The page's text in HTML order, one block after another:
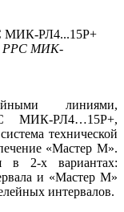
РРС МИК-
линиями,
МИК-РЛ4…15Р+,
технической
«Мастер М».
в 2-х вариантах:
и «Мастер М»
интервалов.